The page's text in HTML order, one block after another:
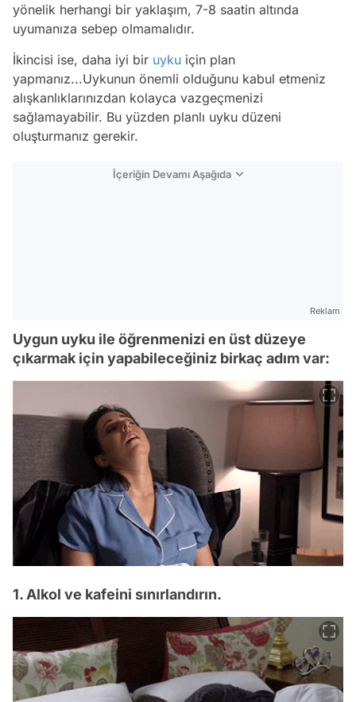
yönelik herhangi bir yaklaşım, 7-8 saatin altında
uyumanıza sebep olmamalıdır.
İkincisi ise, daha iyi bir uyku için plan
yapmanız...Uykunun önemli olduğunu kabul etmeniz
alışkanlıklarınızdan kolayca vazgeçmenizi
sağlamayabilir. Bu yüzden planlı uyku düzeni
oluşturmanız gerekir.
İçeriğin Devamı Aşağıda
Reklam
Uygun uyku ile öğrenmenizi en üst düzeye
çıkarmak için yapabileceğiniz birkaç adım var:
1. Alkol ve kafeini sınırlandırın.